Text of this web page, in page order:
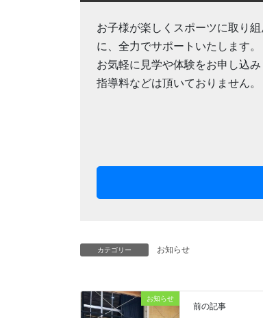
お子様が楽しくスポーツに取り
に、全力でサポートいたします。
お気軽に見学や体験をお申し込み
指導料などは頂いておりません。
カテゴリー お知らせ
お知らせ
前の記事